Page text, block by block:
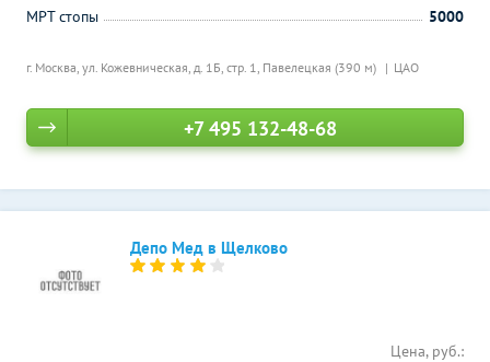
г. Москва, ул. Кожевническая, д. 1Б, стр. 1, Павелецкая (390 м) ЦАО
МРТ стопы
5000
+7 495 132-48-68
Депо Мед в Щелково
Цена, руб.: